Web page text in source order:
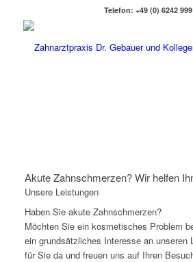
Telefon: +49 (0) 6242
Akute Zahnschmerzen? Wir helfen
Unsere Leistungen
Haben Sie akute Zahnschmerzen?
Möchten Sie ein kosmetisches Problem
ein grundsätzliches Interesse an unseren
für Sie da und freuen uns auf Ihren